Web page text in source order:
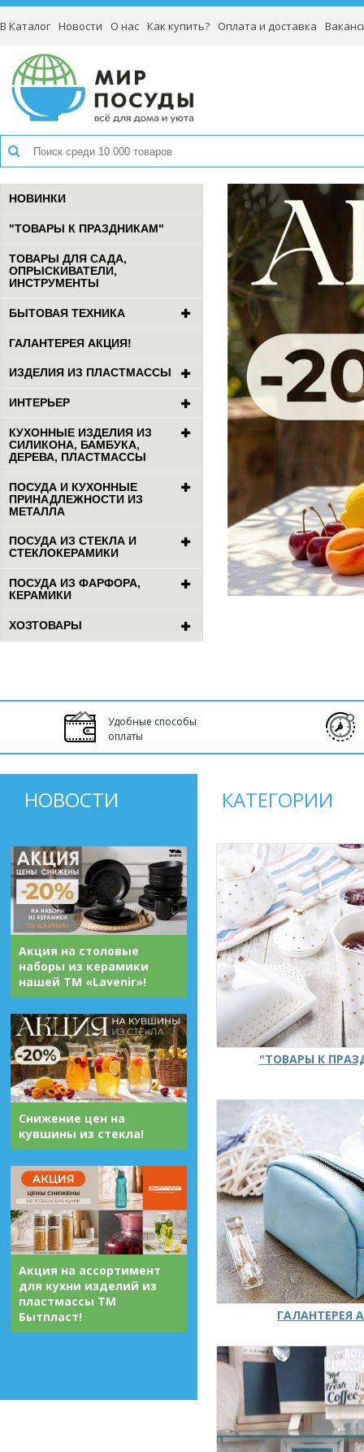
В Каталог Новости О нас Как купить? Оплата и доставка
НОВИНКИ
"ТОВАРЫ К ПРАЗДНИКАМ"
ТОВАРЫ ДЛЯ САДА,
ОПРЫСКИВАТЕЛИ,
ИНСТРУМЕНТЫ
БЫТОВАЯ ТЕХНИКА
ГАЛАНТЕРЕЯ АКЦИЯ!
ИЗДЕЛИЯ ИЗ ПЛАСТМАССЫ
ИНТЕРЬЕР
КУХОННЫЕ ИЗДЕЛИЯ ИЗ
СИЛИКОНА, БАМБУКА,
ДЕРЕВА, ПЛАСТМАССЫ
ПОСУДА И КУХОННЫЕ
ПРИНАДЛЕЖНОСТИ ИЗ
МЕТАЛЛА
ПОСУДА ИЗ СТЕКЛА И
СТЕКЛОКЕРАМИКИ
ПОСУДА ИЗ ФАРФОРА,
КЕРАМИКИ
ХОЗТОВАРЫ
Удобные способы
оплаты
НОВОСТИ
Акция на столовые
наборы из керамики
нашей ТМ «Lavenir»!
Снижение цен на
кувшины из стекла!
Акция на ассортимент
для кухни изделий из
пластмассы ТМ
Бытпласт!
КАТЕГОРИИ
"ТОВАРЫ К
ГАЛАНТЕРЕЯ